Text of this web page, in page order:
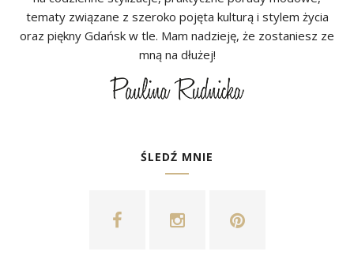
tematy związane z szeroko pojęta kulturą i stylem życia
oraz piękny Gdańsk w tle. Mam nadzieję, że zostaniesz ze
mną na dłużej!
ŚLEDŹ MNIE